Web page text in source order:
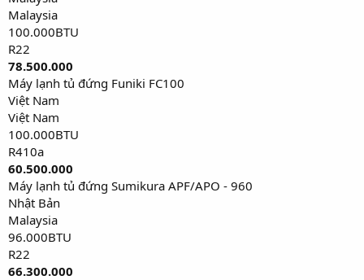
Malaysia
100.000BTU
R22
78.500.000
Máy lạnh tủ đứng Funiki FC100
Việt Nam
Việt Nam
100.000BTU
R410a
60.500.000
Máy lạnh tủ đứng Sumikura APF/APO - 960
Nhật Bản
Malaysia
96.000BTU
R22
66.300.000